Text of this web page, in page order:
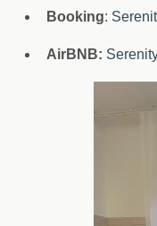
Booking:
AirBNB: